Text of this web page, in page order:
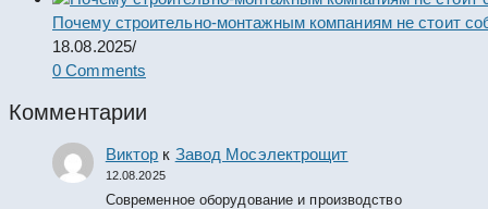
Почему строительно-монтажным компаниям не стоит
18.08.2025/
0 Comments
Комментарии
Виктор к Завод Мосэлектрощит
12.08.2025
Современное оборудование и производство